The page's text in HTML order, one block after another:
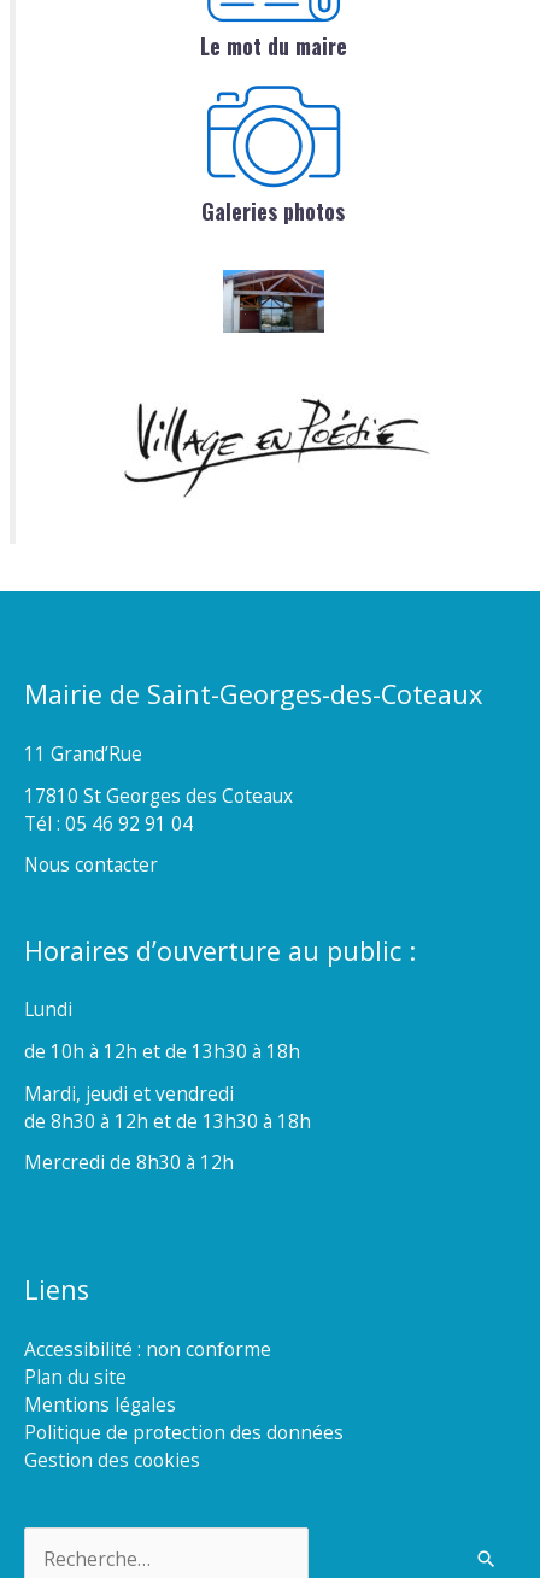
Le mot du maire
Galeries photos
Mairie de Saint-Georges-des-Coteaux
11 Grand’Rue
17810 St Georges des Coteaux
Tél : 05 46 92 91 04
Nous contacter
Horaires d’ouverture au public :
Lundi
de 10h à 12h et de 13h30 à 18h
Mardi, jeudi et vendredi
de 8h30 à 12h et de 13h30 à 18h
Mercredi de 8h30 à 12h
Liens
Accessibilité : non conforme
Plan du site
Mentions légales
Politique de protection des données
Gestion des cookies